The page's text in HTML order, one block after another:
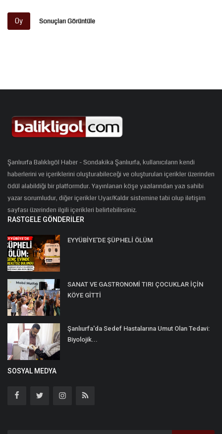
Oy Sonuçları Görüntüle
Şanlıurfa Balıklıgöl Haber - Sondakika Şanlıurfa, kullanıcıların kendi
haberlerini ve içeriklerini oluşturabileceği ve oluşturulan içerikler üzerinden
ödül alabildiği bir platformdur. Yayınlanan köşe yazılarından yazı sahibi
yazar sorumludur, diğer içerikler Uyar/Kaldır sistemine tabi olup iletişim
sayfası üzerinden ilgili içerikleri belirtebilirsiniz.
RASTGELE GÖNDERILER
EYYÜBİYE'DE ŞÜPHELİ ÖLÜM
SANAT VE GASTRONOMİ TIRI ÇOCUKLAR İÇİN
KÖYE GİTTİ
Şanlıurfa'da Sedef Hastalarına Umut Olan Tedavi:
Biyolojik...
SOSYAL MEDYA